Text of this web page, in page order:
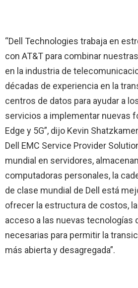
“Dell Technologies trabaja en
con AT&T para combinar
en la industria de
décadas de experiencia en la
centros de datos para ayudar a
servicios a implementar nuevas
Edge y 5G”, dijo Kevin
Dell EMC Service Provider
mundial en servidores,
computadoras personales, la
de clase mundial de Dell está
ofrecer la estructura de costos,
acceso a las nuevas tecnologías
necesarias para permitir la
más abierta y desagregada”.